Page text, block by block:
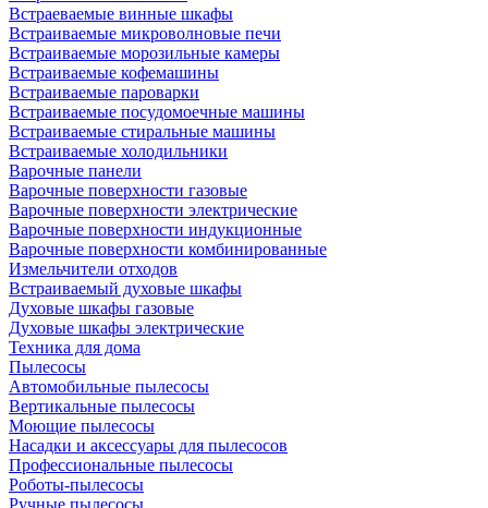
Встраеваемые винные шкафы
Встраиваемые микроволновые печи
Встраиваемые морозильные камеры
Встраиваемые кофемашины
Встраиваемые пароварки
Встраиваемые посудомоечные машины
Встраиваемые стиральные машины
Встраиваемые холодильники
Варочные панели
Варочные поверхности газовые
Варочные поверхности электрические
Варочные поверхности индукционные
Варочные поверхности комбинированные
Измельчители отходов
Встраиваемый духовые шкафы
Духовые шкафы газовые
Духовые шкафы электрические
Техника для дома
Пылесосы
Автомобильные пылесосы
Вертикальные пылесосы
Моющие пылесосы
Насадки и аксессуары для пылесосов
Профессиональные пылесосы
Роботы-пылесосы
Ручные пылесосы